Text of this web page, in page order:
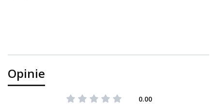
Opinie
0.00